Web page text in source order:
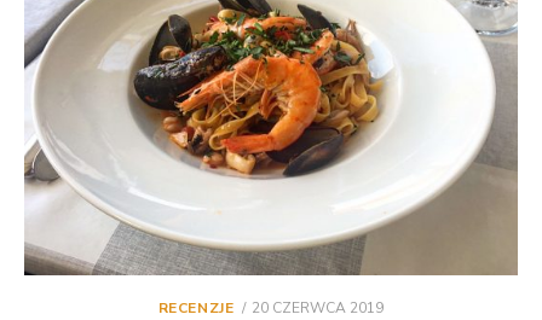
RECENZJE
POSTED
20 CZERWCA 2019